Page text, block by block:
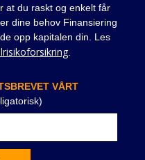
at du raskt og enkelt får
dine behov Finansiering
opp kapitalen din. Les
.
VÅRT